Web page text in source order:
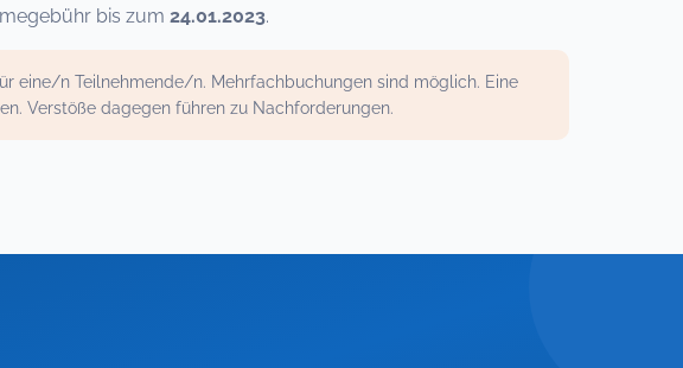
bis zum 24.01.2023.
eine/n Teilnehmende/n. Mehrfachbuchungen sind möglich. Eine
Verstöße dagegen führen zu Nachforderungen.